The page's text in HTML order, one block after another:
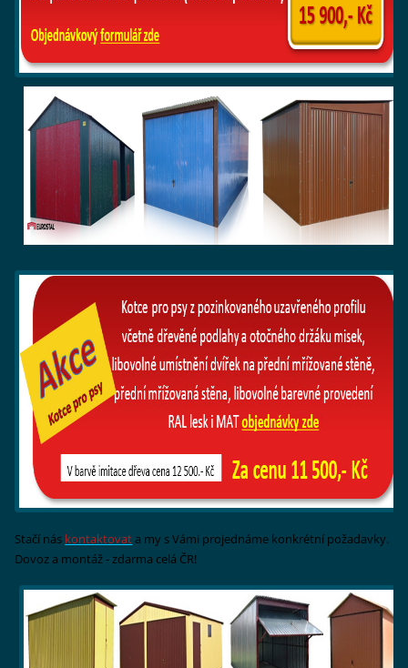
Stačí nás kontaktovata my s Vámi projednáme konkrétní požadavky.
Dovoz a montáž - zdarma celá ČR!